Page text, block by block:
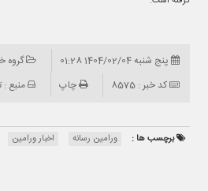
پنج شنبه 1404/02/04 01:28
گروه
کد خبر : 8575
چاپ منبع :
برچسب ها : ورامین رسانه اخبار ورامین